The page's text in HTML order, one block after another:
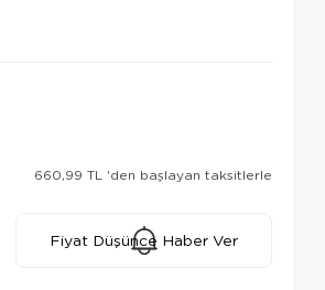
660,99 TL 'den başlayan taksitlerle
Fiyat Düşünce Haber Ver